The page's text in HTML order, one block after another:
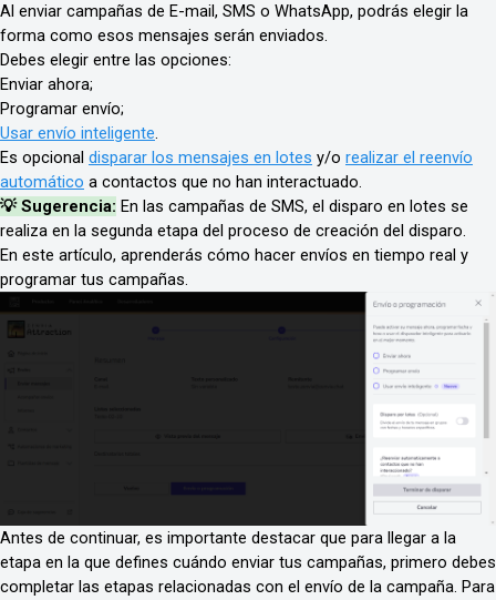
Al enviar campañas de E-mail, SMS o WhatsApp, podrás elegir la
forma como esos mensajes serán enviados.
Debes elegir entre las opciones:
Enviar ahora;
Programar envío;
Usar envío inteligente.
Es opcional disparar los mensajes en lotes y/o realizar el reenvío
automático a contactos que no han interactuado.
💡 Sugerencia: En las campañas de SMS, el disparo en lotes se
realiza en la segunda etapa del proceso de creación del disparo.
En este artículo, aprenderás cómo hacer envíos en tiempo real y
programar tus campañas.
Antes de continuar, es importante destacar que para llegar a la
etapa en la que defines cuándo enviar tus campañas, primero debes
completar las etapas relacionadas con el envío de la campaña. Para